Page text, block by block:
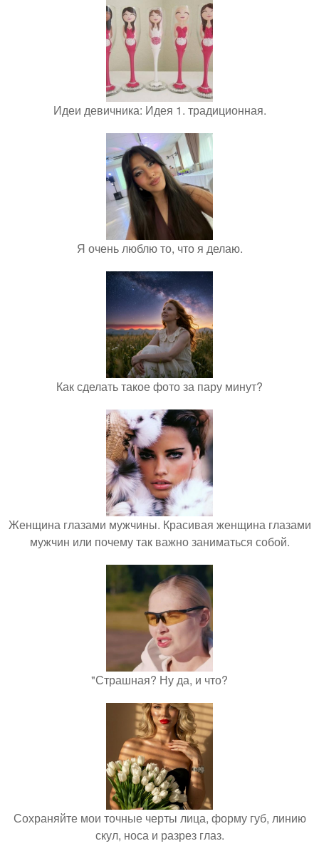
Идеи девичника: Идея 1. традиционная.
Я очень люблю то, что я делаю.
Как сделать такое фото за пару минут?
Женщина глазами мужчины. Красивая женщина глазами
мужчин или почему так важно заниматься собой.
"Страшная? Ну да, и что?
Сохраняйте мои точные черты лица, форму губ, линию
скул, носа и разрез глаз.